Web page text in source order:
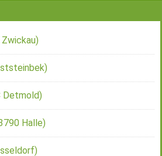
Detmold)
Halle)